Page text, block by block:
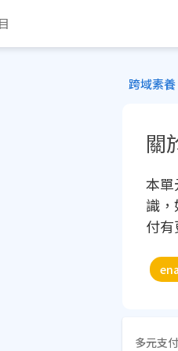
跨域素養
關
本
識
付有
多元支